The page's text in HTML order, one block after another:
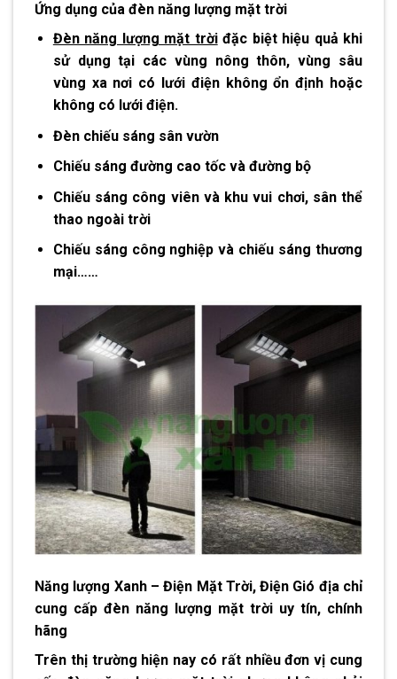
Ứng dụng của đèn năng lượng mặt trời
Đèn năng lượng mặt trờiđặc biệt hiệu quả khi
sử dụng tại các vùng nông thôn, vùng sâu
vùng xa nơi có lưới điện không ổn định hoặc
không có lưới điện.
Đèn chiếu sáng sân vườn
Chiếu sáng đường cao tốc và đường bộ
Chiếu sáng công viên và khu vui chơi, sân thể
thao ngoài trời
Chiếu sáng công nghiệp và chiếu sáng thương
mại……
Năng lượng Xanh – Điện Mặt Trời, Điện Gió địa chỉ
cung cấp đèn năng lượng mặt trời uy tín, chính
hãng
Trên thị trường hiện nay có rất nhiều đơn vị cung